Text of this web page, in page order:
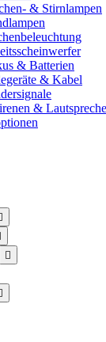
& Stirnlampen
& Batterien
& Kabel
&
